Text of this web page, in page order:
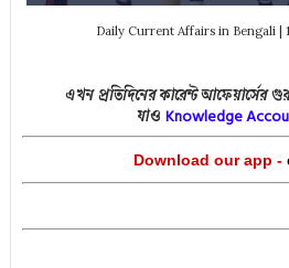
Daily Current Affairs in Bengali |
এখন প্রতিদিনের কারেন্ট আফেয়ার্সের
যাও Knowledge
Download our app -